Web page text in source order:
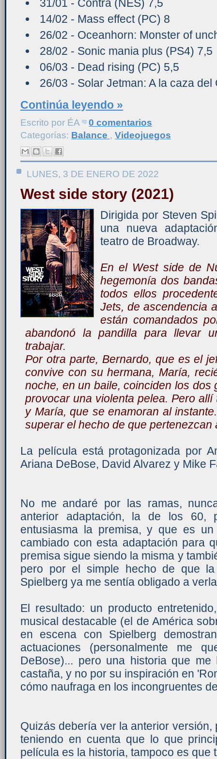
31/01 - Contra (NES) 7,5
14/02 - Mass effect (PC) 8
26/02 - Oceanhorn: Monster of
28/02 - Sonic mania plus (PS4) 7,5
06/03 - Dead rising (PC) 5,5
26/03 - Solar Jetman: A la caza
Continúa leyendo »
Escrito por ÉA
0 comentarios
Categorías: Balance , Videojuegos
LUNES, 3 DE ENERO DE 2022
West side story (2021)
Dirigida por Steven
una nueva
teatro de Broadway.
En el West side de
hegemonía dos
todos ellos
Jets, de ascendencia
están comandados
abandonó la pandilla para llevar
trabajar.
Por otra parte, Bernardo, que es el
convive con su hermana, María,
noche, en un baile, coinciden los dos
provocar una violenta pelea. Pero
y María, que se enamoran al
superar el hecho de que pertenezcan
La película está protagonizada por
Ariana DeBose, David Alvarez y Mike
No me andaré por las ramas,
anterior adaptación, la de los 60,
entusiasma la premisa, y que es
cambiado con esta adaptación para
premisa sigue siendo la misma y
pero por el simple hecho de que
Spielberg ya me sentía obligado a
El resultado: un producto
musical destacable (el de América
en escena con Spielberg
actuaciones (personalmente me
DeBose)... pero una historia que
castaña, y no por su inspiración en
cómo naufraga en los incongruentes
Quizás debería ver la anterior
teniendo en cuenta que lo que
película es la historia, tampoco es que